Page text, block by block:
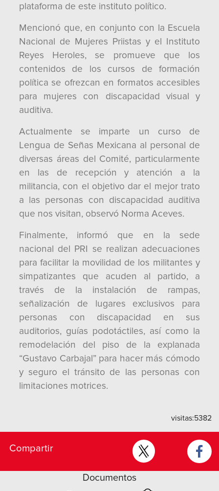
plataforma de este instituto político.
Mencionó que, en conjunto con la Escuela
Nacional de Mujeres Priistas y el Instituto
Reyes Heroles, se promueve que los
contenidos de los cursos de formación
política se ofrezcan en formatos accesibles
para mujeres con discapacidad visual y
auditiva.
Actualmente se imparte un curso de
Lengua de Señas Mexicana al personal de
diversas áreas del Comité, particularmente
en las de recepción y atención a la
militancia, con el objetivo dar el mejor trato
a las personas con discapacidad auditiva
que nos visitan, observó Norma Aceves.
Finalmente, informó que en la sede
nacional del PRI se realizan adecuaciones
para facilitar la movilidad de los militantes y
simpatizantes que acuden al partido, a
través de la instalación de rampas,
señalización de lugares exclusivos para
personas con discapacidad en sus
auditorios, guías podotáctiles, así como la
remodelación del piso de la explanada
“Gustavo Carbajal” para hacer más cómodo
y seguro el tránsito de las personas con
limitaciones motrices.
visitas:5382
Compartir
Documentos